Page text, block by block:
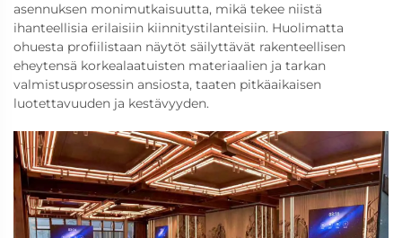
asennuksen monimutkaisuutta, mikä tekee niistä
ihanteellisia erilaisiin kiinnitystilanteisiin. Huolimatta
ohuesta profiilistaan näytöt säilyttävät rakenteellisen
eheytensä korkealaatuisten materiaalien ja tarkan
valmistusprosessin ansiosta, taaten pitkäaikaisen
luotettavuuden ja kestävyyden.